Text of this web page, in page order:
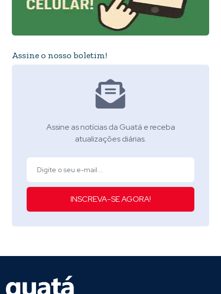
Assine o nosso boletim!
Assine as notícias da Guatá e receba
atualizações diárias.
INSCREVA-SE AGORA!